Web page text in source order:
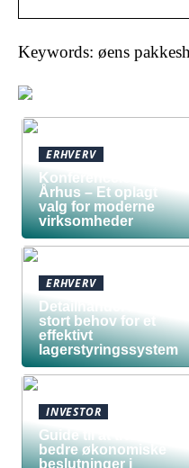
Keywords: øens
ERHVERV
Konferencelokaler
Århus – Et oplagt
valg for moderne
virksomheder
ERHVERV
Detailhandel har
stort behov for et
effektivt
lagerstyringssystem
INVESTOR
Guide til at træffe
bedre økonomiske
beslutninger i